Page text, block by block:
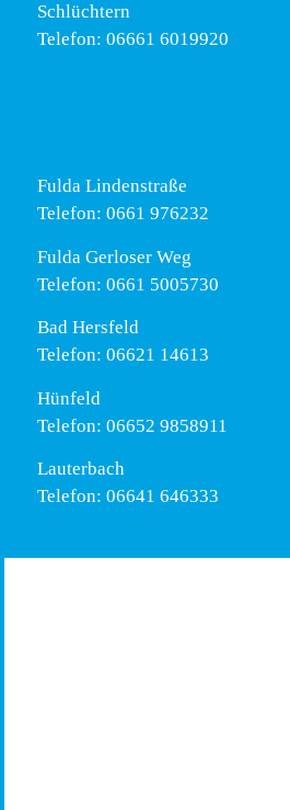
Schlüchtern
Telefon: 06661 6019920
Fulda Lindenstraße
Telefon: 0661 976232
Fulda Gerloser Weg
Telefon: 0661 5005730
Bad Hersfeld
Telefon: 06621 14613
Hünfeld
Telefon: 06652 9858911
Lauterbach
Telefon: 06641 646333